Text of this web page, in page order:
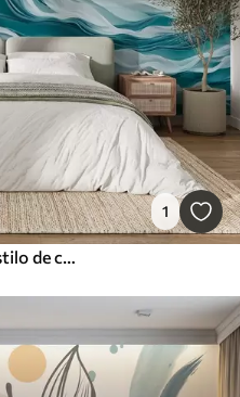
1
Onda do mar espumosa num estilo de corte de papel